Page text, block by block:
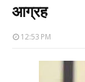
आग्रह
12:53 PM